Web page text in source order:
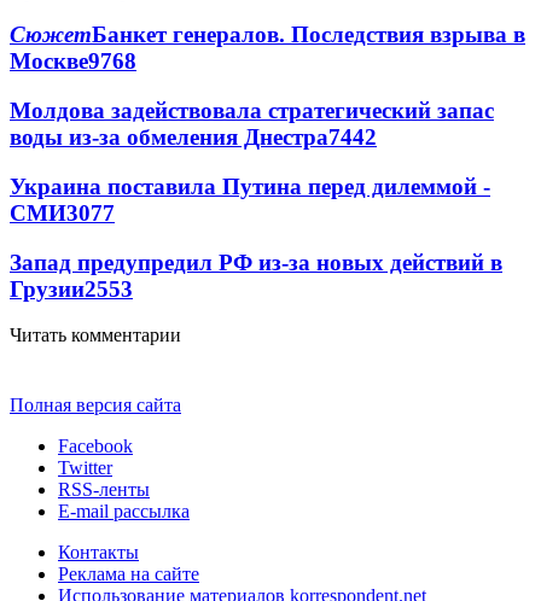
СюжетБанкет генералов. Последствия взрыва в
Москве9768
Молдова задействовала стратегический запас
воды из-за обмеления Днестра7442
Украина поставила Путина перед дилеммой -
СМИ3077
Запад предупредил РФ из-за новых действий в
Грузии2553
Читать комментарии
Полная версия сайта
Facebook
Twitter
RSS-ленты
E-mail рассылка
Контакты
Реклама на сайте
Использование материалов korrespondent.net